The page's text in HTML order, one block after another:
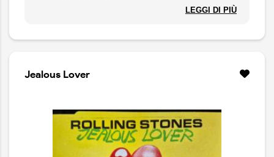
Provai, che mescolano in maniera esplosiva hip hop e
LEGGI DI PIÙ
Jealous Lover